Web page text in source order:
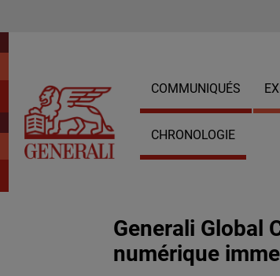
COMMUNIQUÉS
CHRONOLOGIE
Generali Global
numérique